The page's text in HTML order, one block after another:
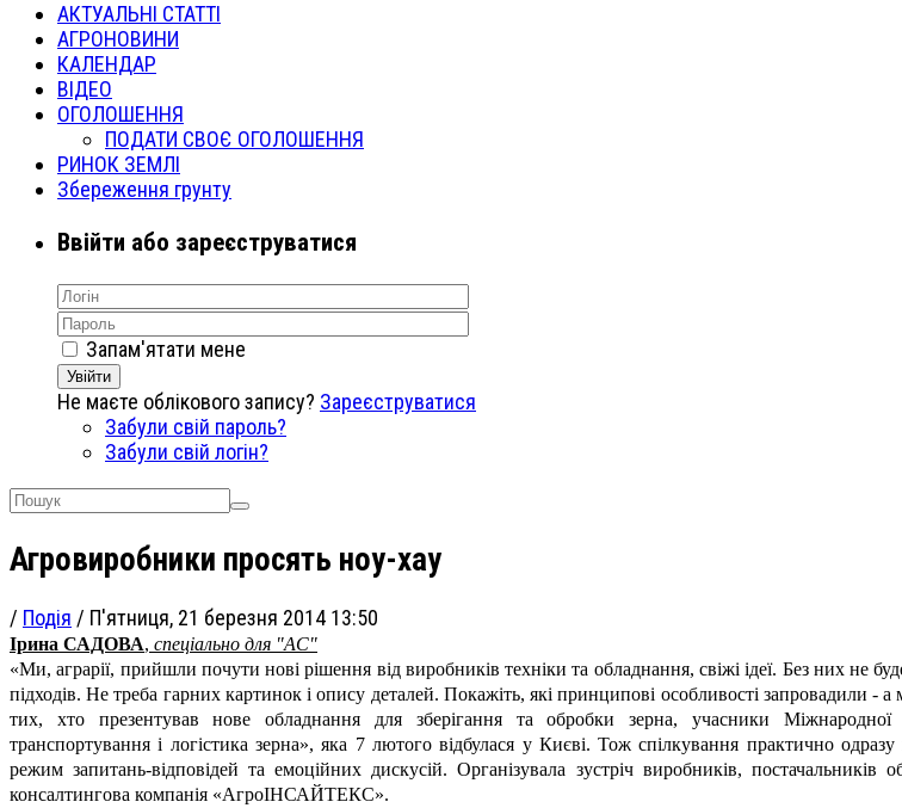
АКТУАЛЬНІ СТАТТІ
АГРОНОВИНИ
КАЛЕНДАР
ВІДЕО
ОГОЛОШЕННЯ
ПОДАТИ СВОЄ ОГОЛОШЕННЯ
РИНОК ЗЕМЛІ
Збереження грунту
Ввійти або зареєструватися
Запам'ятати мене
Увійти
Не маєте облікового запису? Зареєструватися
Забули свій пароль?
Забули свій логін?
Агровиробники просять ноу-хау
/ Подія / П'ятниця, 21 березня 2014 13:50
Ірина САДОВА, спеціально для "АС"
«Ми, аграрії, прийшли почути нові рішення від виробників техніки та обладнання, свіжі ідеї. Без них не
підходів. Не треба гарних картинок і опису деталей. Покажіть, які принципові особливості запровадили -
тих, хто презентував нове обладнання для зберігання та обробки зерна, учасники Міжнародної
транспортування і логістика зерна», яка 7 лютого відбулася у Києві. Тож спілкування практично одразу
режим запитань-відповідей та емоційних дискусій. Організувала зустріч виробників, постачальників
консалтингова компанія «АгроІНСАЙТЕКС».